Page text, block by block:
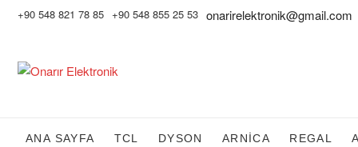
+90 548 821 78 85 +90 548 855 25 53 onarirelektronik@gmail.com
ANA SAYFA TCL DYSON ARNİCA REGAL